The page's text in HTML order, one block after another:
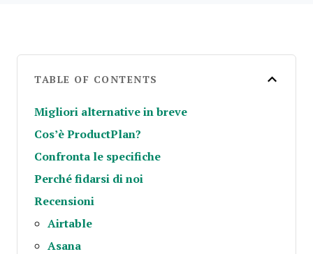
TABLE OF CONTENTS
Migliori alternative in breve
Cos’è ProductPlan?
Confronta le specifiche
Perché fidarsi di noi
Recensioni
Airtable
Asana